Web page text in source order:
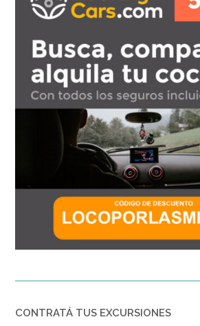
CONTRATÁ TUS EXCURSIONES